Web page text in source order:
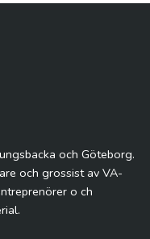
och Göteborg.
och grossist av VA-
o ch